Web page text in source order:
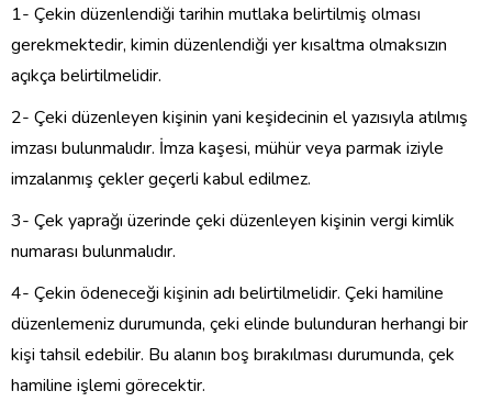
1- Çekin düzenlendiği tarihin mutlaka belirtilmiş olması
gerekmektedir, kimin düzenlendiği yer kısaltma olmaksızın
açıkça belirtilmelidir.
2- Çeki düzenleyen kişinin yani keşidecinin el yazısıyla atılmış
imzası bulunmalıdır. İmza kaşesi, mühür veya parmak iziyle
imzalanmış çekler geçerli kabul edilmez.
3- Çek yaprağı üzerinde çeki düzenleyen kişinin vergi kimlik
numarası bulunmalıdır.
4- Çekin ödeneceği kişinin adı belirtilmelidir. Çeki hamiline
düzenlemeniz durumunda, çeki elinde bulunduran herhangi bir
kişi tahsil edebilir. Bu alanın boş bırakılması durumunda, çek
hamiline işlemi görecektir.